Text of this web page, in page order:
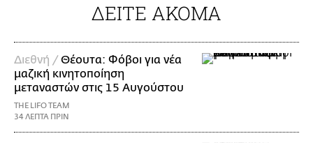
ΔΕΙΤΕ ΑΚΟΜΑ
Διεθνή / Θέουτα: Φόβοι για νέα
μαζική κινητοποίηση
μεταναστών στις 15 Αυγούστου
THE LIFO TEAM
34 ΛΕΠΤΑ ΠΡΙΝ